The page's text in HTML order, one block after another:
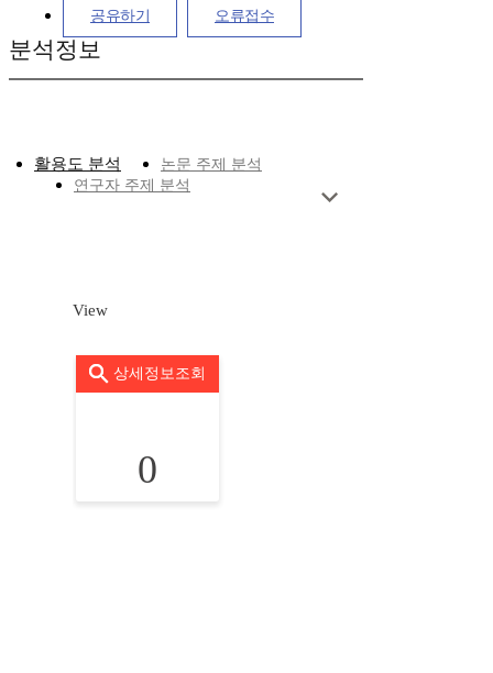
공유하기 오류접수
분석정보
활용도 분석
논문 주제 분석
연구자 주제 분석
View
상세정보조회
0